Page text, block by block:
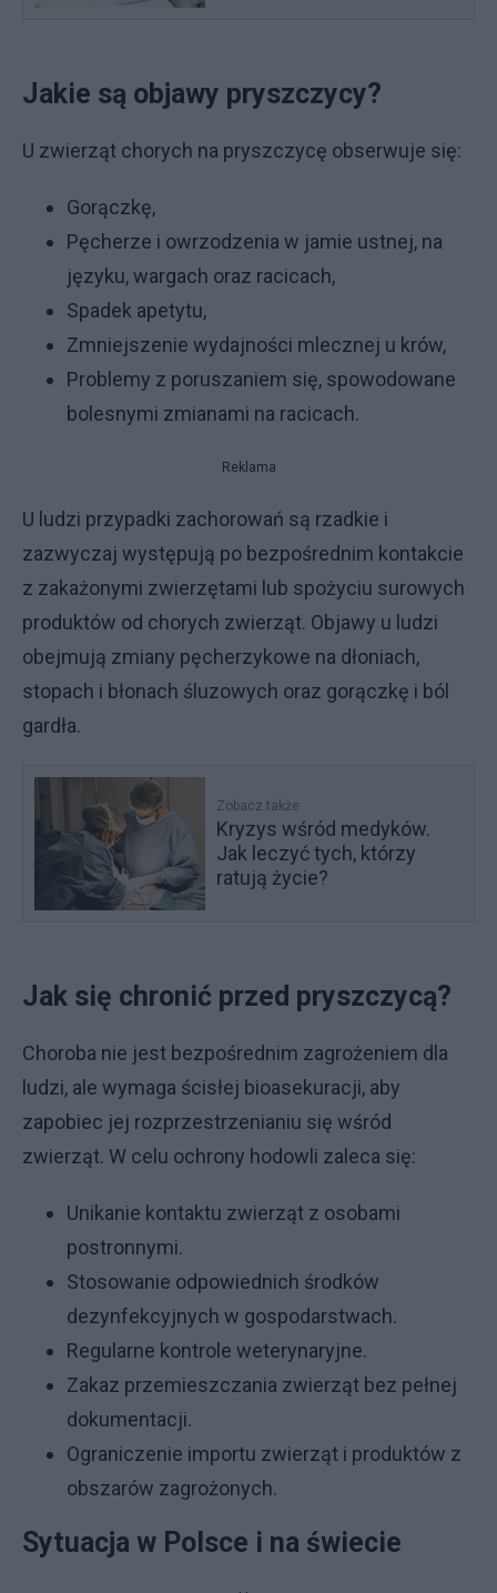
Jakie są objawy pryszczycy?
U zwierząt chorych na pryszczycę obserwuje się:
Gorączkę,
Pęcherze i owrzodzenia w jamie ustnej, na
języku, wargach oraz racicach,
Spadek apetytu,
Zmniejszenie wydajności mlecznej u krów,
Problemy z poruszaniem się, spowodowane
bolesnymi zmianami na racicach.
Reklama
U ludzi przypadki zachorowań są rzadkie i
zazwyczaj występują po bezpośrednim kontakcie
z zakażonymi zwierzętami lub spożyciu surowych
produktów od chorych zwierząt. Objawy u ludzi
obejmują zmiany pęcherzykowe na dłoniach,
stopach i błonach śluzowych oraz gorączkę i ból
gardła.
Zobacz także
Kryzys wśród medyków.
Jak leczyć tych, którzy
ratują życie?
Jak się chronić przed pryszczycą?
Choroba nie jest bezpośrednim zagrożeniem dla
ludzi, ale wymaga ścisłej bioasekuracji, aby
zapobiec jej rozprzestrzenianiu się wśród
zwierząt. W celu ochrony hodowli zaleca się:
Unikanie kontaktu zwierząt z osobami
postronnymi.
Stosowanie odpowiednich środków
dezynfekcyjnych w gospodarstwach.
Regularne kontrole weterynaryjne.
Zakaz przemieszczania zwierząt bez pełnej
dokumentacji.
Ograniczenie importu zwierząt i produktów z
obszarów zagrożonych.
Sytuacja w Polsce i na świecie